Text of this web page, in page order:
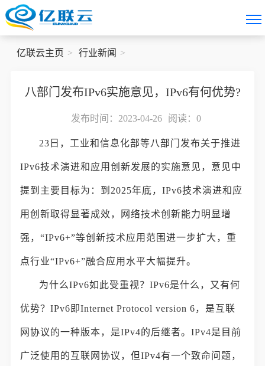
亿联云主页 行业新闻
八部门发布IPv6实施意见，IPv6有何优势?
发布时间：2023-04-26 阅读： 0
23日，工业和信息化部等八部门发布关于推进
IPv6技术演进和应用创新发展的实施意见，意见中
提到主要目标为：到2025年底，IPv6技术演进和应
用创新取得显著成效，网络技术创新能力明显增
强，“IPv6+”等创新技术应用范围进一步扩大，重
点行业“IPv6+”融合应用水平大幅提升。
为什么IPv6如此受重视？IPv6是什么，又有何
优势？IPv6即Internet Protocol version 6，是互联
网协议的一种版本，是IPv4的后继者。IPv4是目前
广泛使用的互联网协议，但IPv4有一个致命问题，